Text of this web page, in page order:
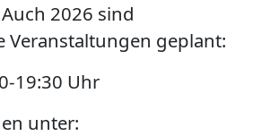
2026 sind
Veranstaltungen geplant:
19:30 Uhr
unter: